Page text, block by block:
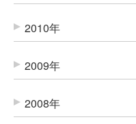
2010年
2009年
2008年